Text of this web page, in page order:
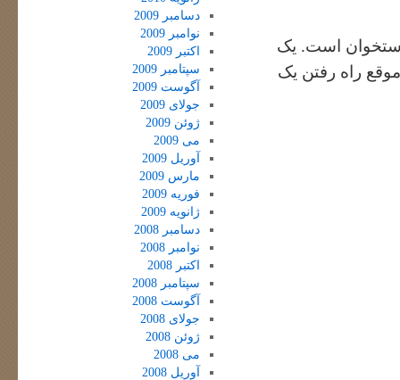
است. یک
راه رفتن یک
دسامبر 2009
نوامبر 2009
اکتبر 2009
سپتامبر 2009
آگوست 2009
جولای 2009
ژوئن 2009
می 2009
آوریل 2009
مارس 2009
فوریه 2009
ژانویه 2009
دسامبر 2008
نوامبر 2008
اکتبر 2008
سپتامبر 2008
آگوست 2008
جولای 2008
ژوئن 2008
می 2008
آوریل 2008